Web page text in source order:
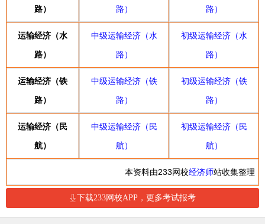
路）
路）
路）
运输经济（水
路）
中级运输经济（水
路）
初级运输经济（水
路）
运输经济（铁
路）
中级运输经济（铁
路）
初级运输经济（铁
路）
运输经济（民
航）
中级运输经济（民
航）
初级运输经济（民
航）
本资料由233网校经济师站收集整理
下载233网校APP，更多考试报考